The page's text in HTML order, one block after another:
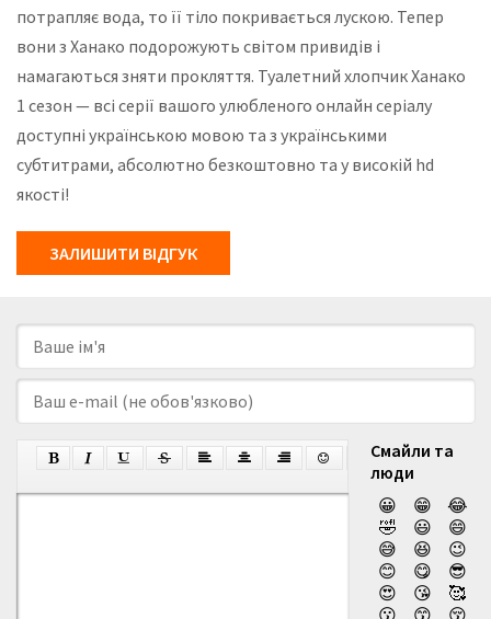
потрапляє вода, то її тіло покривається лускою. Тепер
вони з Ханако подорожують світом привидів і
намагаються зняти прокляття. Туалетний хлопчик Ханако
1 сезон — всі серії вашого улюбленого онлайн серіалу
доступні українською мовою та з українськими
субтитрами, абсолютно безкоштовно та у високій hd
якості!
ЗАЛИШИТИ ВІДГУК
Смайли та
люди
😀
😁
😂
🤣
😃
😄
😅
😆
😉
😊
😋
😎
😍
😘
🥰
😗
😙 😚